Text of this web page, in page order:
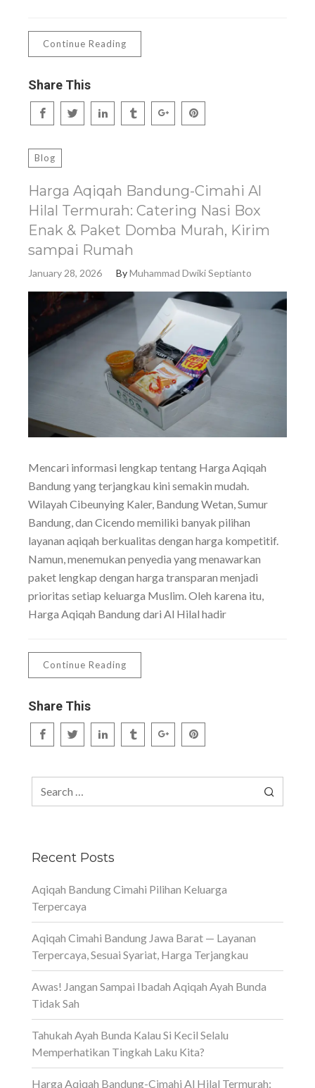
Continue Reading
Share This
Blog
Harga Aqiqah Bandung-Cimahi Al
Hilal Termurah: Catering Nasi Box
Enak & Paket Domba Murah, Kirim
sampai Rumah
January 28, 2026 ByMuhammad Dwiki Septianto
Mencari informasi lengkap tentang Harga Aqiqah
Bandung yang terjangkau kini semakin mudah.
Wilayah Cibeunying Kaler, Bandung Wetan, Sumur
Bandung, dan Cicendo memiliki banyak pilihan
layanan aqiqah berkualitas dengan harga kompetitif.
Namun, menemukan penyedia yang menawarkan
paket lengkap dengan harga transparan menjadi
prioritas setiap keluarga Muslim. Oleh karena itu,
Harga Aqiqah Bandung dari Al Hilal hadir
Continue Reading
Share This
Recent Posts
Aqiqah Bandung Cimahi Pilihan Keluarga
Terpercaya
Aqiqah Cimahi Bandung Jawa Barat — Layanan
Terpercaya, Sesuai Syariat, Harga Terjangkau
Awas! Jangan Sampai Ibadah Aqiqah Ayah Bunda
Tidak Sah
Tahukah Ayah Bunda Kalau Si Kecil Selalu
Memperhatikan Tingkah Laku Kita?
Harga Aqiqah Bandung-Cimahi Al Hilal Termurah: